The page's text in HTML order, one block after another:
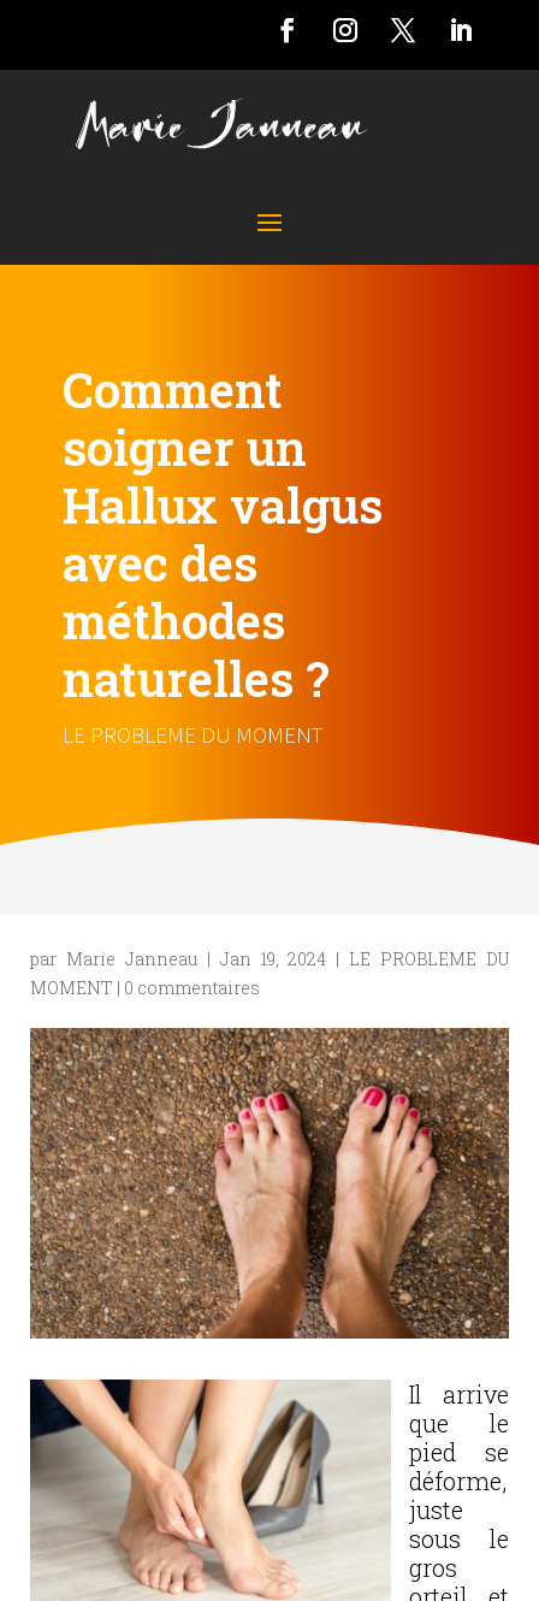
Comment
soigner un
Hallux valgus
avec des
méthodes
naturelles ?
LE PROBLEME DU MOMENT
par Marie Janneau| Jan 19, 2024 | LE PROBLEME DU
MOMENT | 0 commentaires
Il arrive
que le
pied se
déforme,
juste
sous le
gros